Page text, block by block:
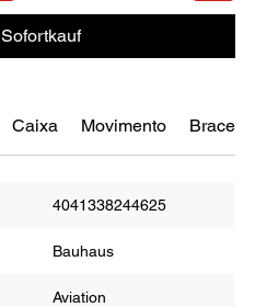
Sofortkauf
Caixa Movimento Bracelete
4041338244625
Bauhaus
Aviation